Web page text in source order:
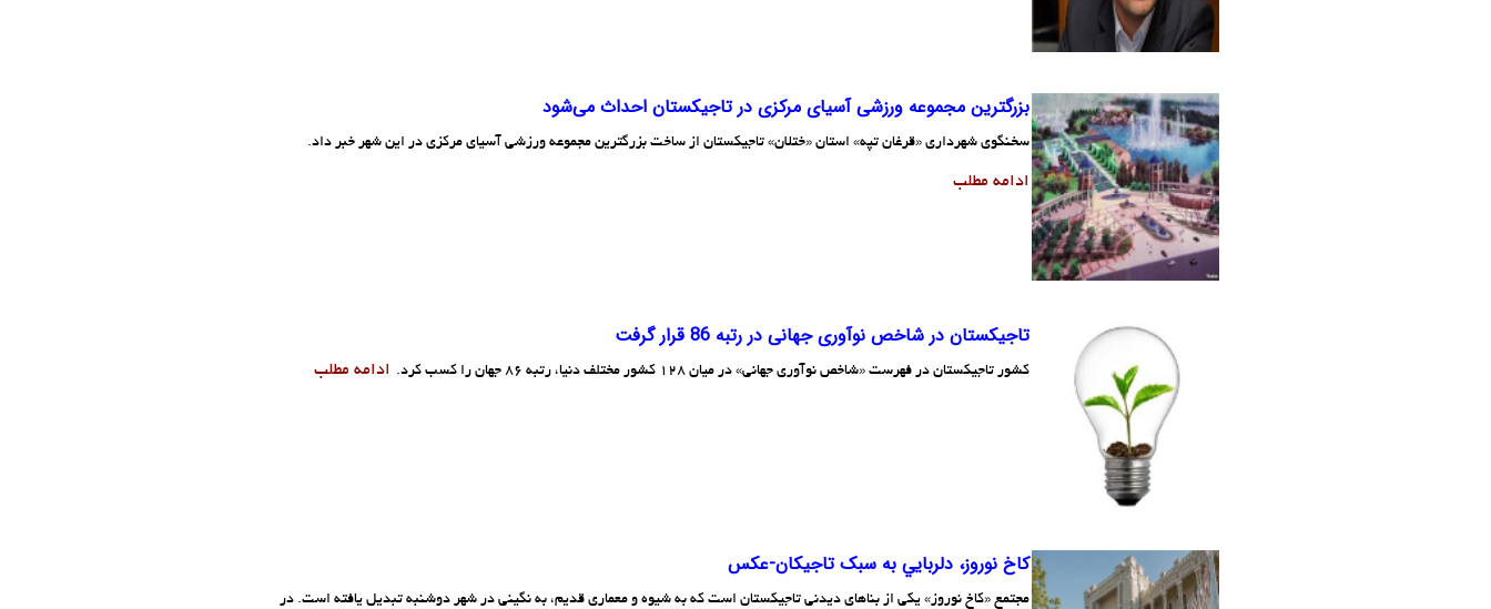
بزرگترین مجموعه ورزشی آسیای مرکزی در تاجیکستان احداث می‌شود
سخنگوی شهرداری «قرغان تپه» استان «ختلان» تاجیکستان از ساخت بزرگترین مجموعه ورزشی آسیای مرکزی در این شهر خبر داد.
ادامه مطلب
تاجیکستان در شاخص نوآوری جهانی در رتبه 86 قرار گرفت
کشور تاجیکستان در فهرست «شاخص نوآوری جهانی» در میان 128 کشور مختلف دنیا، رتبه 86 جهان را کسب کرد. ادامه مطلب
کاخ نوروز، دلربايي به سبک تاجيکان-عکس
مجتمع «کاخ نوروز» یکی از بناهای دیدنی تاجیکستان است که به شیوه و معماری قدیم، به نگینی در شهر دوشنبه تبدیل یافته است. در